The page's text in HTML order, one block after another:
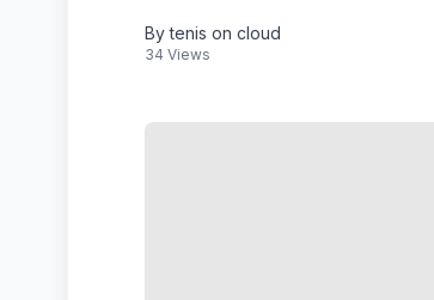
By tenis on cloud
34 Views